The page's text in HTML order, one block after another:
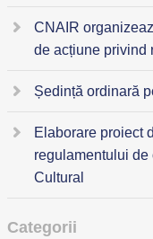
CNAIR
de acțiune privind
Ședință ordinară
Elaborare proiect
regulamentului
Cultural
Categorii